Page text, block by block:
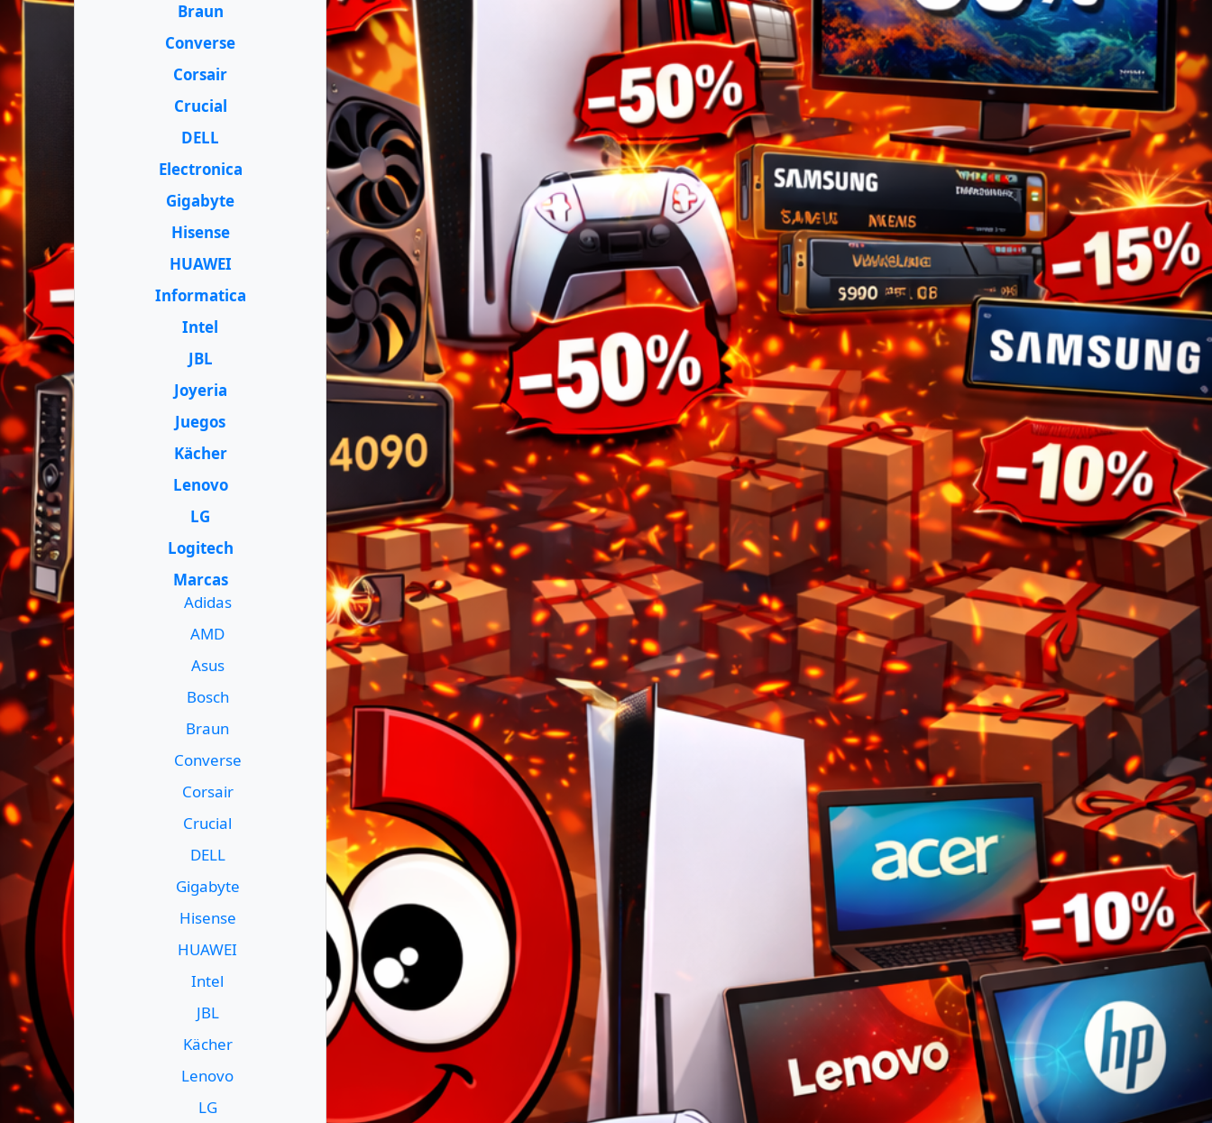
Braun
Converse
Corsair
Crucial
DELL
Electronica
Gigabyte
Hisense
HUAWEI
Informatica
Intel
JBL
Joyeria
Juegos
Kächer
Lenovo
LG
Logitech
Marcas
Adidas
AMD
Asus
Bosch
Braun
Converse
Corsair
Crucial
DELL
Gigabyte
Hisense
HUAWEI
Intel
JBL
Kächer
Lenovo
LG